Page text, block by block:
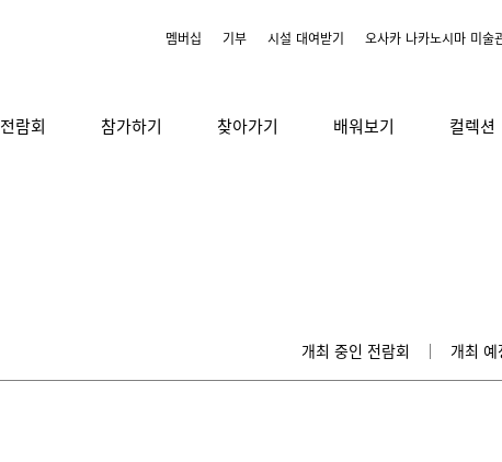
멤버십 기부 시설 대여받기 오사카 나카노시마 미술
전람회 참가하기 찾아가기 배워보기 컬렉션
개최 중인 전람회 개최